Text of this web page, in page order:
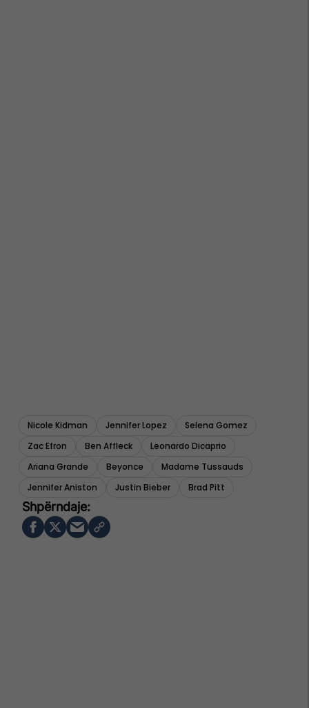
Nicole Kidman Jennifer Lopez
Selena Gomez
Zac Efron
Ben Affleck
Leonardo Dicaprio
Ariana Grande
Beyonce
Madame Tussauds
Jennifer Aniston
Justin Bieber Brad Pitt